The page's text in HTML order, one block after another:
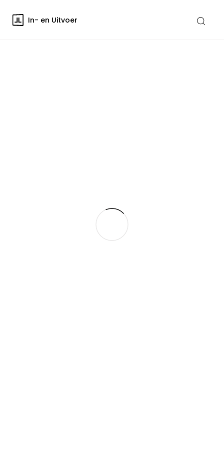
In- en Uitvoer